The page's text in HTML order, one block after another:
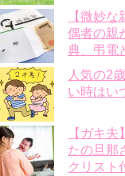
【微妙
偶者の親
典、弔電
人気の2
い時はい
【ガキ
たの旦那
クリスト